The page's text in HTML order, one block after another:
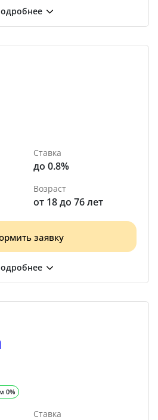
Ставка
до 0.8%
Возраст
от 18 до 76 лет
заявку
0%
Ставка